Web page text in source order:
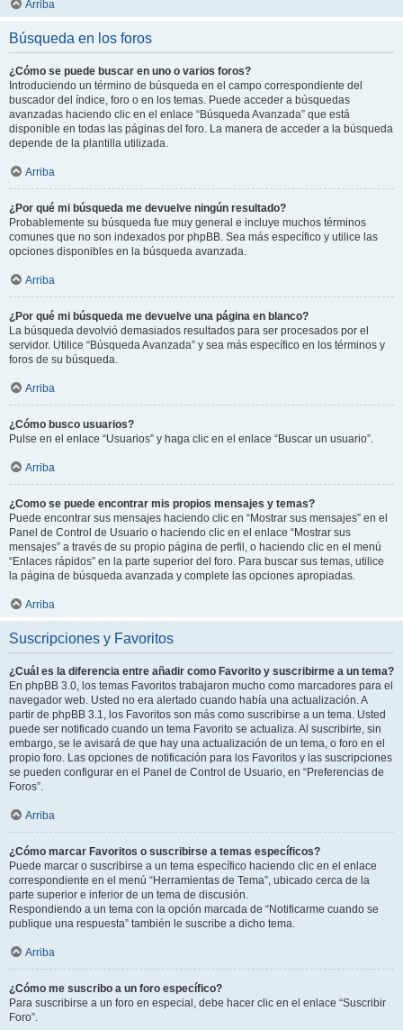
Arriba
Búsqueda en los foros
¿Cómo se puede buscar en uno o varios foros?
Introduciendo un término de búsqueda en el campo correspondiente del
buscador del índice, foro o en los temas. Puede acceder a búsquedas
avanzadas haciendo clic en el enlace “Búsqueda Avanzada” que está
disponible en todas las páginas del foro. La manera de acceder a la búsqueda
depende de la plantilla utilizada.
Arriba
¿Por qué mi búsqueda me devuelve ningún resultado?
Probablemente su búsqueda fue muy general e incluye muchos términos
comunes que no son indexados por phpBB. Sea más específico y utilice las
opciones disponibles en la búsqueda avanzada.
Arriba
¿Por qué mi búsqueda me devuelve una página en blanco?
La búsqueda devolvió demasiados resultados para ser procesados por el
servidor. Utilice “Búsqueda Avanzada” y sea más específico en los términos y
foros de su búsqueda.
Arriba
¿Cómo busco usuarios?
Pulse en el enlace “Usuarios” y haga clic en el enlace “Buscar un usuario”.
Arriba
¿Como se puede encontrar mis propios mensajes y temas?
Puede encontrar sus mensajes haciendo clic en “Mostrar sus mensajes” en el
Panel de Control de Usuario o haciendo clic en el enlace “Mostrar sus
mensajes” a través de su propio página de perfil, o haciendo clic en el menú
“Enlaces rápidos” en la parte superior del foro. Para buscar sus temas, utilice
la página de búsqueda avanzada y complete las opciones apropiadas.
Arriba
Suscripciones y Favoritos
¿Cuál es la diferencia entre añadir como Favorito y suscribirme a un tema?
En phpBB 3.0, los temas Favoritos trabajaron mucho como marcadores para el
navegador web. Usted no era alertado cuando había una actualización. A
partir de phpBB 3.1, los Favoritos son más como suscribirse a un tema. Usted
puede ser notificado cuando un tema Favorito se actualiza. Al suscribirte, sin
embargo, se le avisará de que hay una actualización de un tema, o foro en el
propio foro. Las opciones de notificación para los Favoritos y las suscripciones
se pueden configurar en el Panel de Control de Usuario, en “Preferencias de
Foros”.
Arriba
¿Cómo marcar Favoritos o suscribirse a temas específicos?
Puede marcar o suscribirse a un tema específico haciendo clic en el enlace
correspondiente en el menú “Herramientas de Tema”, ubicado cerca de la
parte superior e inferior de un tema de discusión.
Respondiendo a un tema con la opción marcada de “Notificarme cuando se
publique una respuesta” también le suscribe a dicho tema.
Arriba
¿Cómo me suscribo a un foro específico?
Para suscribirse a un foro en especial, debe hacer clic en el enlace “Suscribir
Foro”.